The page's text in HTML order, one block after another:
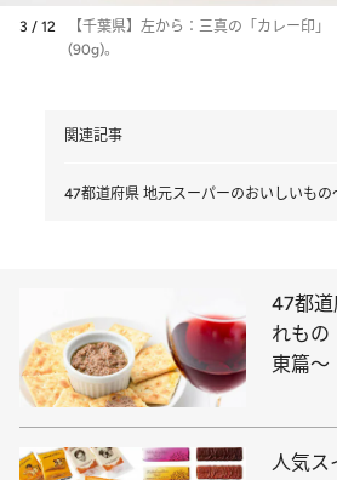
3 / 12
【千葉県】左から：三真の「カレー印」
(90g)。
関連記事
47都道府県 地元スーパーのおいしいもの
47都道
れもの
東篇～
人気ス